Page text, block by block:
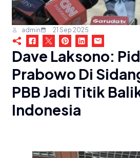
admin 21 Sep 2025
Dave Laksono:
Prabowo Di
PBB Jadi Titik
Indonesia